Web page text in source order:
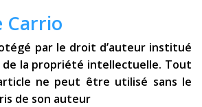
Carrio
par le droit d’auteur institué
de la propriété intellectuelle. Tout
ne peut être utilisé sans le
de son auteur